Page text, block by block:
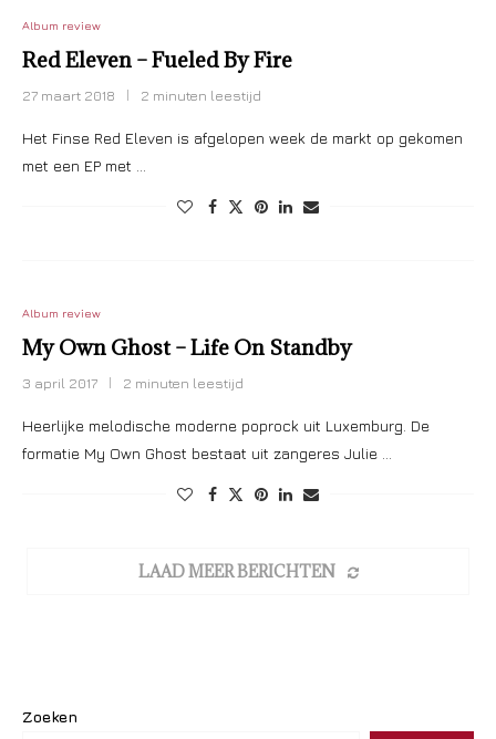
Album review
Red Eleven – Fueled By Fire
27 maart 2018 2 minuten leestijd
Het Finse Red Eleven is afgelopen week de markt op gekomen
met een EP met …
Album review
My Own Ghost – Life On Standby
3 april 2017 2 minuten leestijd
Heerlijke melodische moderne poprock uit Luxemburg. De
formatie My Own Ghost bestaat uit zangeres Julie …
LAAD MEER BERICHTEN
Zoeken